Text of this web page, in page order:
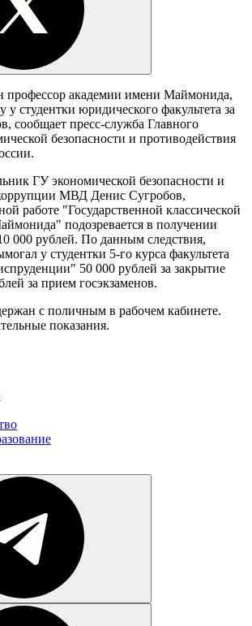
профессор академии имени Маймонида,
студентки юридического факультета за
сообщает пресс-служба Главного
безопасности и противодействия
ГУ экономической безопасности и
МВД Денис Сугробов,
работе "Государственной классической
подозревается в получении
000 рублей. По данным следствия,
у студентки 5-го курса факультета
50 000 рублей за закрытие
за прием госэкзаменов.
с поличным в рабочем кабинете.
показания.